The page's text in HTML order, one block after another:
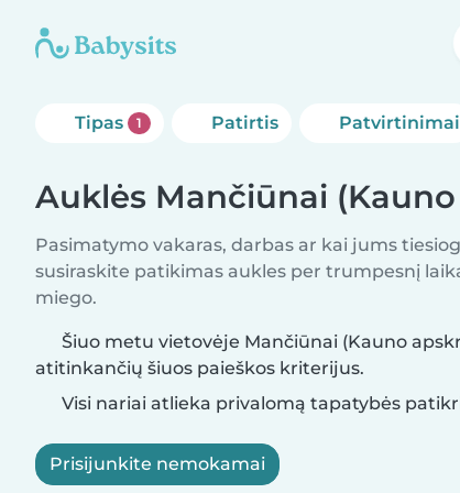
Tipas 1 Patirtis Patvirtinimai
Auklės Mančiūnai
Pasimatymo vakaras, darbas ar kai jums
susiraskite patikimas aukles per trumpesnį
miego.
Šiuo metu vietovėje Mančiūnai (Kauno
atitinkančių šiuos paieškos kriterijus.
Visi nariai atlieka privalomą tapatybės
Prisijunkite nemokamai